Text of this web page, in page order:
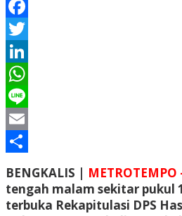
Facebook
Twitter
LinkedIn
WhatsApp
Line
Email
BENGKALIS | METROTEMPO
tengah malam sekitar pukul
terbuka Rekapitulasi DPS